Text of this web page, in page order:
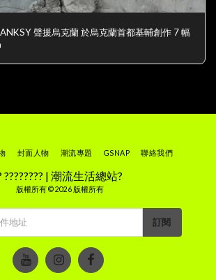
聲援烏克蘭 於烏克蘭首都基輔創作 7 幅
???????? | 潮流生活總站?
版權所有 © 2026 版權所有
封面人物 潮流專題 GSNAP 聯絡我們
訂閱